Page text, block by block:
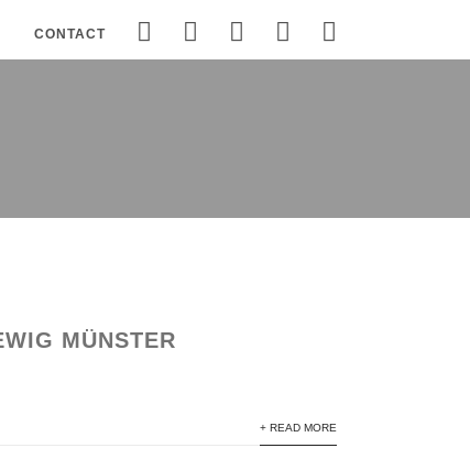
CONTACT
MÜNSTER
+ READ MORE